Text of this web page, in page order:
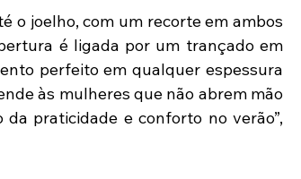
o joelho, com um recorte em ambos
é ligada por um trançado em
perfeito em qualquer espessura
às mulheres que não abrem mão
praticidade e conforto no verão”,